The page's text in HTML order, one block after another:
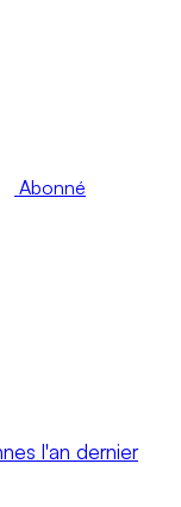
Abonné
l'an dernier